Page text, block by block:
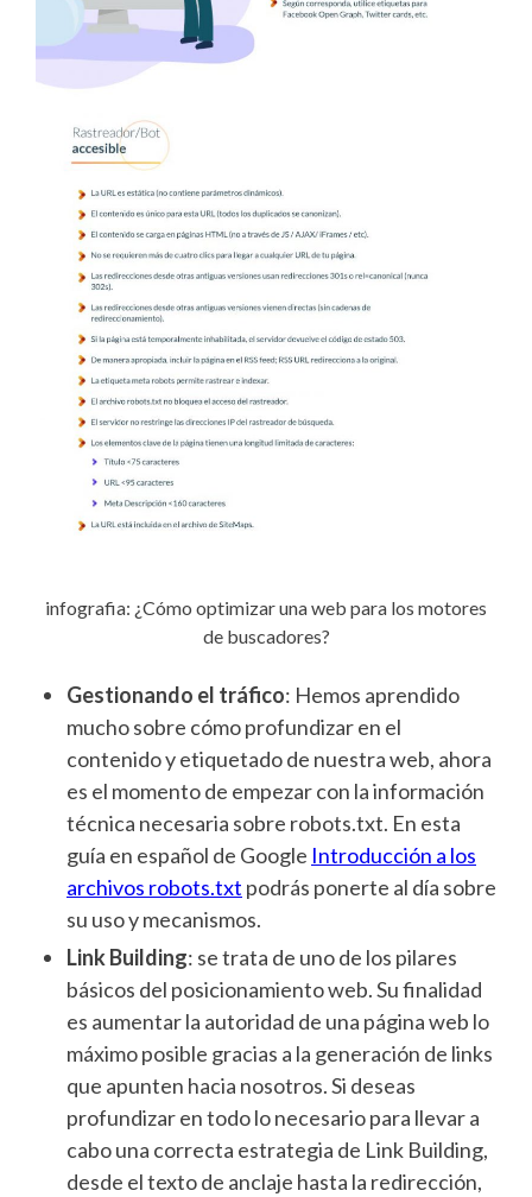
infografia: ¿Cómo optimizar una web para los motores
de buscadores?
Gestionando el tráfico: Hemos aprendido
mucho sobre cómo profundizar en el
contenido y etiquetado de nuestra web, ahora
es el momento de empezar con la información
técnica necesaria sobre robots.txt. En esta
guía en español de Google Introducción a los
archivos robots.txt podrás ponerte al día sobre
su uso y mecanismos.
Link Building: se trata de uno de los pilares
básicos del posicionamiento web. Su finalidad
es aumentar la autoridad de una página web lo
máximo posible gracias a la generación de links
que apunten hacia nosotros. Si deseas
profundizar en todo lo necesario para llevar a
cabo una correcta estrategia de Link Building,
desde el texto de anclaje hasta la redirección,